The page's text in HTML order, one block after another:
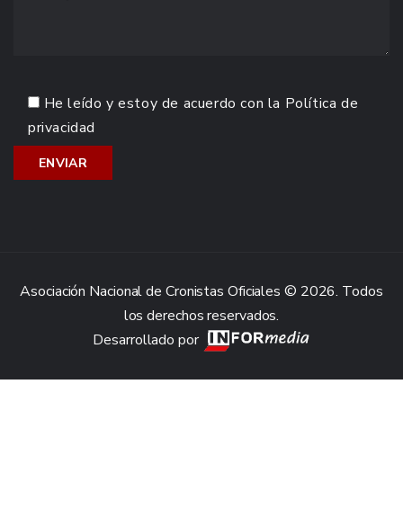
He leído y estoy de acuerdo con la Política de
privacidad
Asociación Nacional de Cronistas Oficiales © 2026. Todos
los derechos reservados.
Desarrollado por